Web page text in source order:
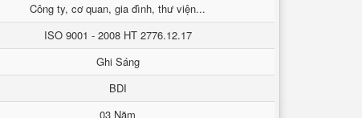
Công ty, cơ quan, gia đình, thư viện...
ISO 9001 - 2008 HT 2776.12.17
Ghi Sáng
BDI
03 Năm